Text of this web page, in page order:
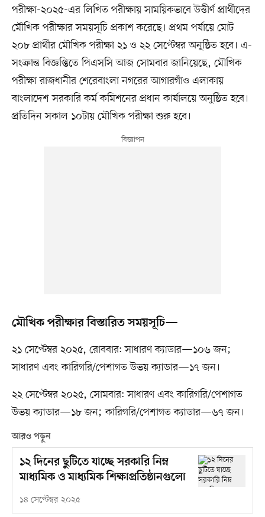
পরীক্ষা-২০২৫-এর লিখিত পরীক্ষায় সাময়িকভাবে উত্তীর্ণ প্রার্থীদের
মৌখিক পরীক্ষার সময়সূচি প্রকাশ করেছে। প্রথম পর্যায়ে মোট
২০৮ প্রার্থীর মৌখিক পরীক্ষা ২১ ও ২২ সেপ্টেম্বর অনুষ্ঠিত হবে। এ-
সংক্রান্ত বিজ্ঞপ্তিতে পিএসসি আজ সোমবার জানিয়েছে, মৌখিক
পরীক্ষা রাজধানীর শেরেবাংলা নগরের আগারগাঁও এলাকায়
বাংলাদেশ সরকারি কর্ম কমিশনের প্রধান কার্যালয়ে অনুষ্ঠিত হবে।
প্রতিদিন সকাল ১০টায় মৌখিক পরীক্ষা শুরু হবে।
মৌখিক পরীক্ষার বিস্তারিত সময়সূচি—
২১ সেপ্টেম্বর ২০২৫, রোববার: সাধারণ ক্যাডার—১০৬ জন;
সাধারণ এবং কারিগরি/পেশাগত উভয় ক্যাডার—১৭ জন।
২২ সেপ্টেম্বর ২০২৫, সোমবার: সাধারণ এবং কারিগরি/পেশাগত
উভয় ক্যাডার—১৮ জন; কারিগরি/পেশাগত ক্যাডার—৬৭ জন।
আরও পড়ুন
১২ দিনের ছুটিতে যাচ্ছে সরকারি নিম্ন
মাধ্যমিক ও মাধ্যমিক শিক্ষাপ্রতিষ্ঠানগুলো
১৪ সেপ্টেম্বর ২০২৫